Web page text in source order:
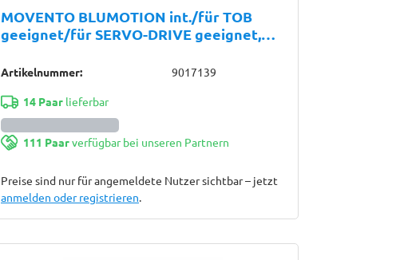
MOVENTO BLUMOTION int./für TOB
geeignet/für SERVO-DRIVE geeignet,
für Kupplung, links/rechts, verzinkt
Artikelnummer: 9017139
14 Paarlieferbar
111 Paarverfügbar bei unseren Partnern
Preise sind nur für angemeldete Nutzer sichtbar – jetzt
anmelden oder registrieren.